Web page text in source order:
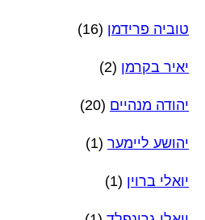
טוביה פרידמן (16)
יאיר בקרמן (2)
יהודה מנהיים (20)
יהושע ליימער (1)
יואלי ברוין (1)